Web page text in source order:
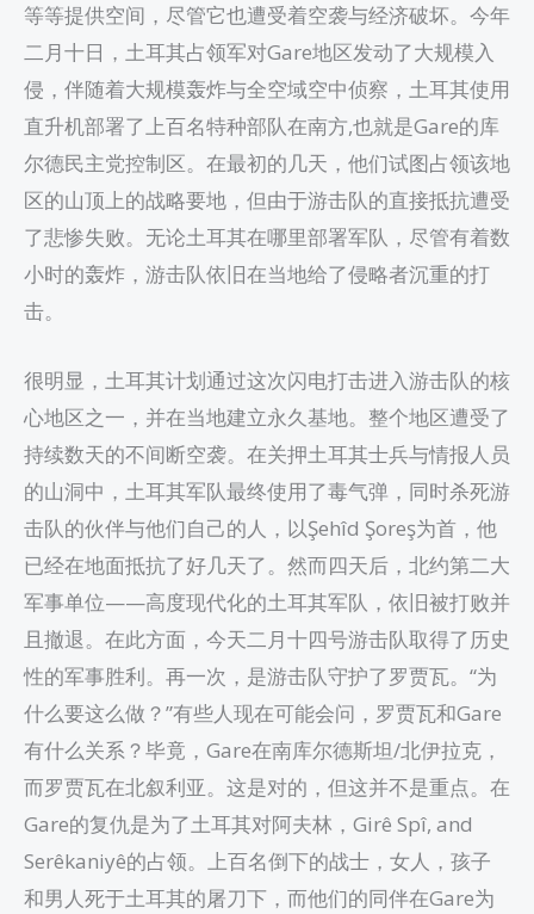
等等提供空间，尽管它也遭受着空袭与经济破坏。今年
二月十日，土耳其占领军对Gare地区发动了大规模入
侵，伴随着大规模轰炸与全空域空中侦察，土耳其使用
直升机部署了上百名特种部队在南方,也就是Gare的库
尔德民主党控制区。在最初的几天，他们试图占领该地
区的山顶上的战略要地，但由于游击队的直接抵抗遭受
了悲惨失败。无论土耳其在哪里部署军队，尽管有着数
小时的轰炸，游击队依旧在当地给了侵略者沉重的打
击。
很明显，土耳其计划通过这次闪电打击进入游击队的核
心地区之一，并在当地建立永久基地。整个地区遭受了
持续数天的不间断空袭。在关押土耳其士兵与情报人员
的山洞中，土耳其军队最终使用了毒气弹，同时杀死游
击队的伙伴与他们自己的人，以Şehîd Şoreş为首，他
已经在地面抵抗了好几天了。然而四天后，北约第二大
军事单位——高度现代化的土耳其军队，依旧被打败并
且撤退。在此方面，今天二月十四号游击队取得了历史
性的军事胜利。再一次，是游击队守护了罗贾瓦。“为
什么要这么做？”有些人现在可能会问，罗贾瓦和Gare
有什么关系？毕竟，Gare在南库尔德斯坦/北伊拉克，
而罗贾瓦在北叙利亚。这是对的，但这并不是重点。在
Gare的复仇是为了土耳其对阿夫林，Girê Spî, and
Serêkaniyê的占领。上百名倒下的战士，女人，孩子
和男人死于土耳其的屠刀下，而他们的同伴在Gare为